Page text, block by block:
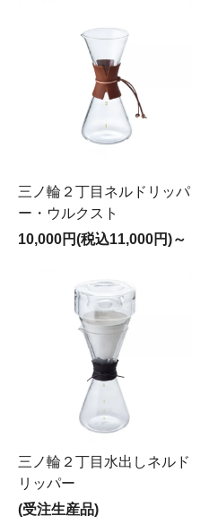
三ノ輪２丁目ネルドリッパ
ー・ウルクスト
10,000円(税込11,000円)～
三ノ輪２丁目水出しネルド
リッパー
(受注生産品)